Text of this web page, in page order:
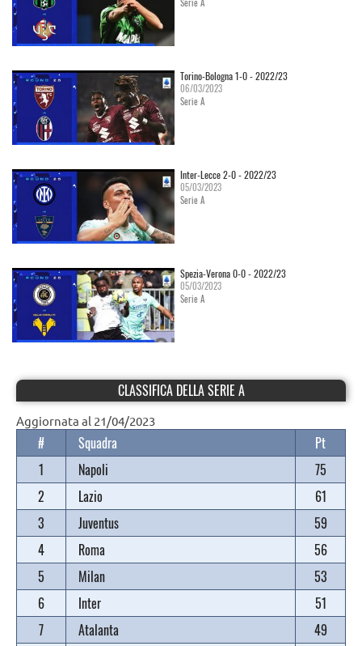
Torino-Bologna 1-0 - 2022/23
06/03/2023
Serie A
Inter-Lecce 2-0 - 2022/23
05/03/2023
Serie A
Spezia-Verona 0-0 - 2022/23
05/03/2023
Serie A
CLASSIFICA DELLA SERIE A
Aggiornata al 21/04/2023
# Squadra
Pt
1
Napoli
75
2
Lazio
61
3
Juventus
59
4
Roma
56
5
Milan
53
6
Inter
51
7
Atalanta
49